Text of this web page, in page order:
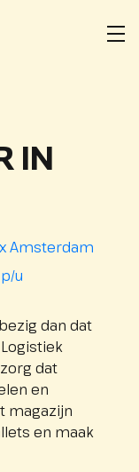
IN
Amsterdam
u
dan dat
dat
en
magazijn
en maak